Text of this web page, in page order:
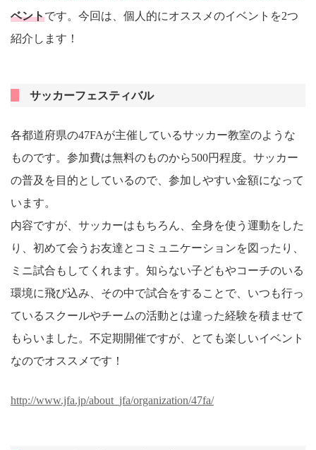
ベントです。今回は、個人的にオススメのイベントを2つ
紹介します！
サッカーフェスティバル
各都道府県の47FAが主催しているサッカー教室のような
ものです。参加費は無料のものから500円程度。サッカー
の普及を目的としているので、参加しやすい金額になって
います。
内容ですが、サッカーはもちろん、全身を使う運動をした
り、初めて会うお友達とコミュニケーションを図ったり、
ミニ試合もしてくれます。知らない子どもやコーチのいる
環境に飛び込み、その中で試合をすることで、いつも行っ
ているスクールやチームの活動とは違った経験を積ませて
もらいました。不定期開催ですが、とても楽しいイベント
なのでオススメです！
http://www.jfa.jp/about_jfa/organization/47fa/